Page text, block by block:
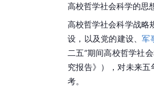
高校哲学社会科学的思
高校哲学社会科学战略
设，以及党的建设、军
二五”期间高校哲学社
究报告》），对未来
考。